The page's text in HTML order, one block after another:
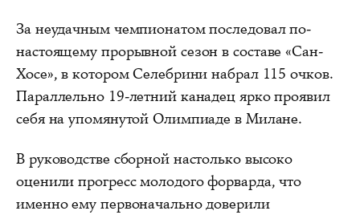
За неудачным чемпионатом последовал по-
настоящему прорывной сезон в составе «Сан-
Хосе», в котором Селебрини набрал 115 очков.
Параллельно 19-летний канадец ярко проявил
себя на упомянутой Олимпиаде в Милане.
В руководстве сборной настолько высоко
оценили прогресс молодого форварда, что
именно ему первоначально доверили